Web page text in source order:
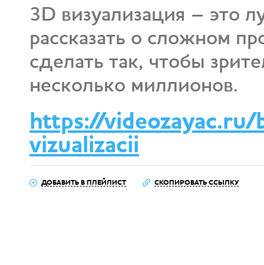
3D визуализация – это
рассказать о сложном
сделать так, чтобы
несколько миллионов.
https://
vizualizacii
ДОБАВИТЬ В ПЛЕЙЛИСТ СКОПИРОВАТЬ ССЫЛКУ